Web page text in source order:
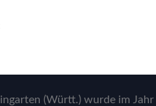
(Württ.) wurde im